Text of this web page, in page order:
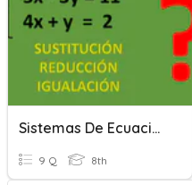
Sistemas De Ecuaciones
9 Q 8th